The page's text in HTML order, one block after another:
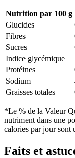
Nutrition par 100 g
Glucides
Fibres
Sucres
Indice glycémique
Protéines
Sodium
Graisses totales
*Le % de la Valeur
nutriment dans une
calories par jour sont
Faits et